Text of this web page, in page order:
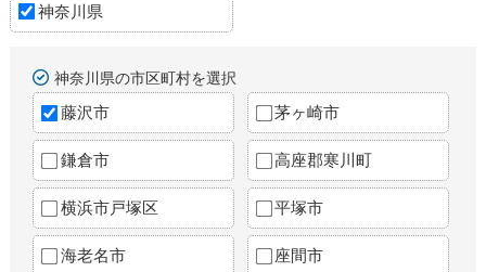
神奈川県
神奈川県の市区町村を選択
藤沢市 茅ヶ崎市
鎌倉市 高座郡寒川町
横浜市戸塚区 平塚市
海老名市 座間市